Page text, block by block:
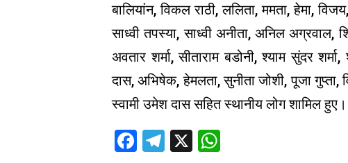
बालियांन, विकल राठी, ललिता, ममता, हेमा,
साध्वी तपस्या, साध्वी अनीता, अनिल अग्रवाल,
अवतार शर्मा, सीताराम बडोनी, श्याम सुंदर
दास, अभिषेक, हेमलता, सुनीता जोशी, पूजा गुप्ता,
स्वामी उमेश दास सहित स्थानीय लोग शामिल हुए।
Facebook
Telegram
X